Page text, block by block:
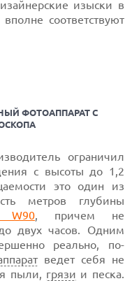
изыски в
соответствуют
ФОТОАППАРАТ С
ограничил
с высоты до 1,2
это один из
метров глубины
W90, причем не
двух часов. Одним
реально, по-
ведет себя не
пыли, грязи и песка.